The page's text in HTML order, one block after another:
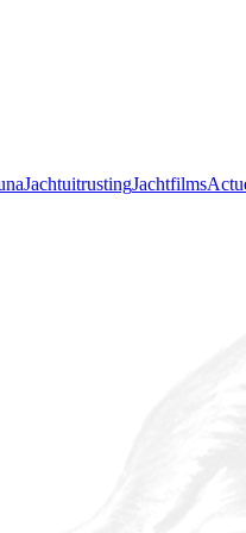
JachtuitrustingJachtfilms